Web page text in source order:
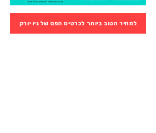
למחיר הטוב ביותר לכרטיס הפס של ניו יורק